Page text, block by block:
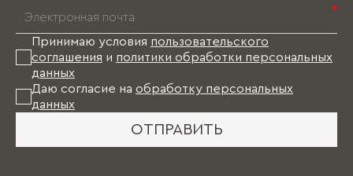
*
Принимаю условия пользовательского
соглашения и политики обработки персональных
данных
Даю согласие на обработку персональных
данных
ОТПРАВИТЬ